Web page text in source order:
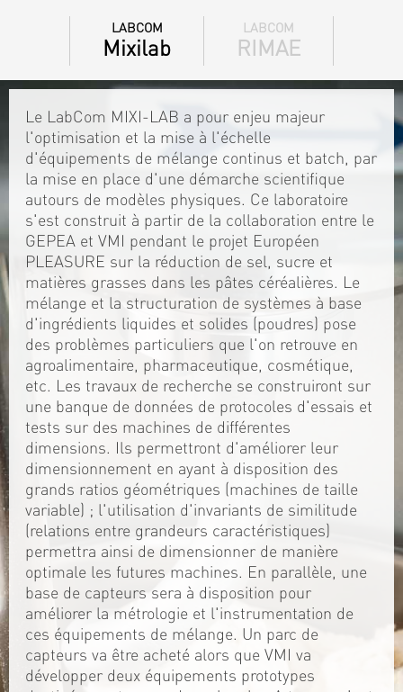
LABCOM
Mixilab
LABCOM
RIMAE
Le LabCom MIXI-LAB a pour enjeu majeur
l'optimisation et la mise à l'échelle
d'équipements de mélange continus et batch, par
la mise en place d'une démarche scientifique
autours de modèles physiques. Ce laboratoire
s'est construit à partir de la collaboration entre le
GEPEA et VMI pendant le projet Européen
PLEASURE sur la réduction de sel, sucre et
matières grasses dans les pâtes céréalières. Le
mélange et la structuration de systèmes à base
d'ingrédients liquides et solides (poudres) pose
des problèmes particuliers que l'on retrouve en
agroalimentaire, pharmaceutique, cosmétique,
etc. Les travaux de recherche se construiront sur
une banque de données de protocoles d'essais et
tests sur des machines de différentes
dimensions. Ils permettront d'améliorer leur
dimensionnement en ayant à disposition des
grands ratios géométriques (machines de taille
variable) ; l'utilisation d'invariants de similitude
(relations entre grandeurs caractéristiques)
permettra ainsi de dimensionner de manière
optimale les futures machines. En parallèle, une
base de capteurs sera à disposition pour
améliorer la métrologie et l'instrumentation de
ces équipements de mélange. Un parc de
capteurs va être acheté alors que VMI va
développer deux équipements prototypes